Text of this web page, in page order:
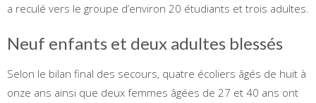
a reculé vers le groupe d’environ 20 étudiants et trois adultes.
Neuf enfants et deux adultes blessés
Selon le bilan final des secours, quatre écoliers âgés de huit à
onze ans ainsi que deux femmes âgées de 27 et 40 ans ont